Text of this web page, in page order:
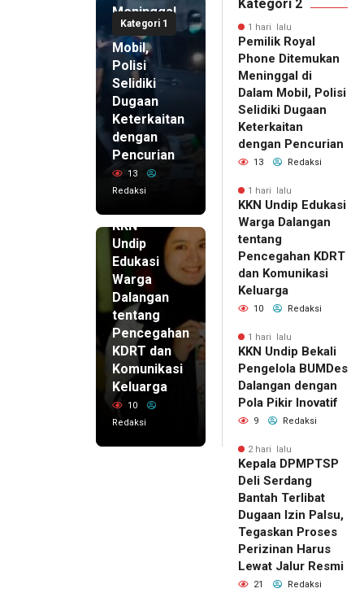
Kategori 1
Meninggal
di Dalam
Mobil,
Polisi
Selidiki
Dugaan
Keterkaitan
dengan
Pencurian
13
Redaksi
KKN
Undip
Edukasi
Warga
Dalangan
tentang
Pencegahan
KDRT dan
Komunikasi
Keluarga
10
Redaksi
Kategori 2
1 hari lalu
Pemilik Royal
Phone Ditemukan
Meninggal di
Dalam Mobil, Polisi
Selidiki Dugaan
Keterkaitan
dengan Pencurian
13 Redaksi
1 hari lalu
KKN Undip Edukasi
Warga Dalangan
tentang
Pencegahan KDRT
dan Komunikasi
Keluarga
10 Redaksi
1 hari lalu
KKN Undip Bekali
Pengelola BUMDes
Dalangan dengan
Pola Pikir Inovatif
9 Redaksi
2 hari lalu
Kepala DPMPTSP
Deli Serdang
Bantah Terlibat
Dugaan Izin Palsu,
Tegaskan Proses
Perizinan Harus
Lewat Jalur Resmi
21 Redaksi